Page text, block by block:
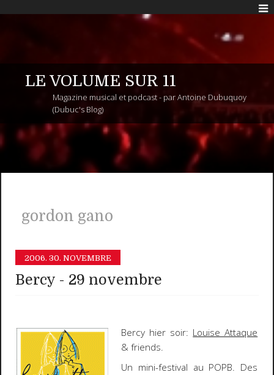
LE VOLUME SUR 11
Magazine musical et podcast - par Antoine Dubuquoy
(Dubuc's Blog)
gordon gano
2006. 30. NOVEMBRE
Bercy - 29 novembre
Bercy hier soir: Louise Attaque
& friends.
Un mini-festival au POPB. Des